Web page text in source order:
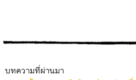
บทความที่ผ่านมา